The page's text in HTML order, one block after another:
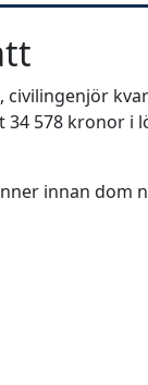
578 kronor i
innan dom